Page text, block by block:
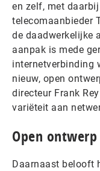
en zelf, met
telecomaanbieder
de daadwerkelijke
aanpak is mede
internetverbinding
nieuw, open
directeur Frank
variëteit aan
Open
Daarnaast belooft